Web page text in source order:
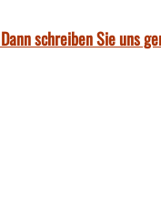
schreiben Sie uns